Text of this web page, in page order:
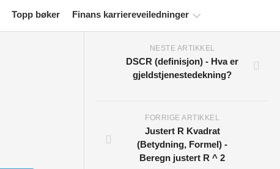
Topp bøker Finans karriereveiledninger
økonomisertifisering
modelleringsveiledninger
NESTE ARTIKKEL
DSCR (definisjon) - Hva er
gjeldstjenestedekning?
FORRIGE ARTIKKEL
Justert R Kvadrat
(Betydning, Formel) -
Beregn justert R ^ 2